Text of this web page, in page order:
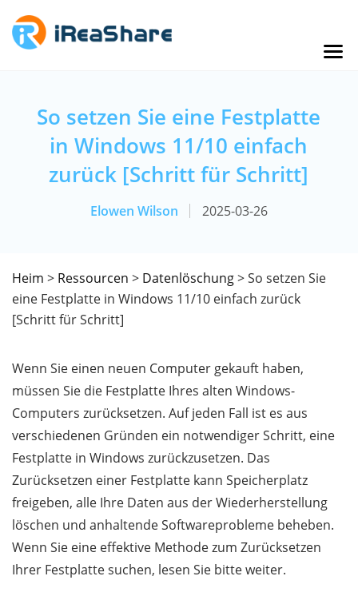
So setzen Sie eine Festplatte
in Windows 11/10 einfach
zurück [Schritt für Schritt]
Elowen Wilson 2025-03-26
Heim > Ressourcen > Datenlöschung> So setzen Sie
eine Festplatte in Windows 11/10 einfach zurück
[Schritt für Schritt]
Wenn Sie einen neuen Computer gekauft haben,
müssen Sie die Festplatte Ihres alten Windows-
Computers zurücksetzen. Auf jeden Fall ist es aus
verschiedenen Gründen ein notwendiger Schritt, eine
Festplatte in Windows zurückzusetzen. Das
Zurücksetzen einer Festplatte kann Speicherplatz
freigeben, alle Ihre Daten aus der Wiederherstellung
löschen und anhaltende Softwareprobleme beheben.
Wenn Sie eine effektive Methode zum Zurücksetzen
Ihrer Festplatte suchen, lesen Sie bitte weiter.